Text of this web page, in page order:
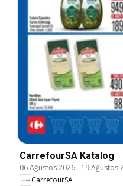
CarrefourSA Katalog
06 Ağustos 2026- 19 Ağustos
CarrefourSA